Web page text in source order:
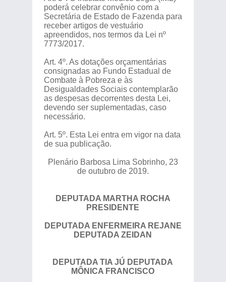
poderá celebrar convênio com a
Secretária de Estado de Fazenda para
receber artigos de vestuário
apreendidos, nos termos da Lei nº
7773/2017.
Art. 4º. As dotações orçamentárias
consignadas ao Fundo Estadual de
Combate à Pobreza e às
Desigualdades Sociais contemplarão
as despesas decorrentes desta Lei,
devendo ser suplementadas, caso
necessário.
Art. 5º. Esta Lei entra em vigor na data
de sua publicação.
Plenário Barbosa Lima Sobrinho, 23
de outubro de 2019.
DEPUTADA MARTHA ROCHA
PRESIDENTE
DEPUTADA ENFERMEIRA REJANE
DEPUTADA ZEIDAN
DEPUTADA TIA JÚ DEPUTADA
MÔNICA FRANCISCO